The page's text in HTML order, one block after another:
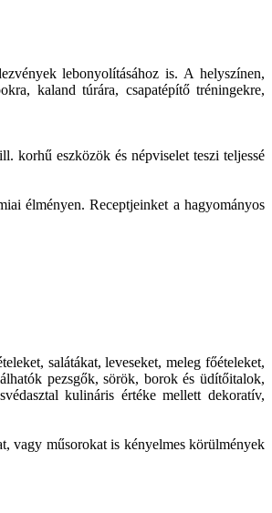
lebonyolításához is. A helyszínen,
kaland túrára, csapatépítő tréningekre,
korhű eszközök és népviselet teszi teljessé
élményen. Receptjeinket a hagyományos
salátákat, leveseket, meleg főételeket,
pezsgők, sörök, borok és üdítőitalok,
kulináris értéke mellett dekoratív,
vagy műsorokat is kényelmes körülmények